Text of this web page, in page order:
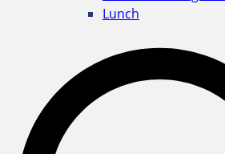
Lunch